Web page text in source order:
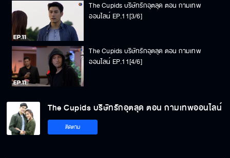
The Cupids บริษัทรักอุตลุด ตอน กามเทพ
ออนไลน์ EP.11[3/6]
The Cupids บริษัทรักอุตลุด ตอน กามเทพ
ออนไลน์ EP.11[4/6]
ออนไลน์ EP.11[5/6]
The Cupids บริษัทรักอุตลุด ตอน กามเทพออนไลน์
ติดตาม